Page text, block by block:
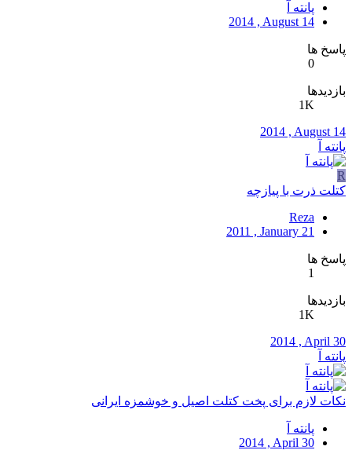
پانته آ
2014 , August 14
پاسخ ها
0
بازدیدها
1K
2014 , August 14
پانته آ
R
کتلت ذرت با پیازچه
Reza
2011 , January 21
پاسخ ها
1
بازدیدها
1K
2014 , April 30
پانته آ
نکات لازم برای پخت کتلت اصیل و خوشمزه ایرانی
پانته آ
2014 , April 30